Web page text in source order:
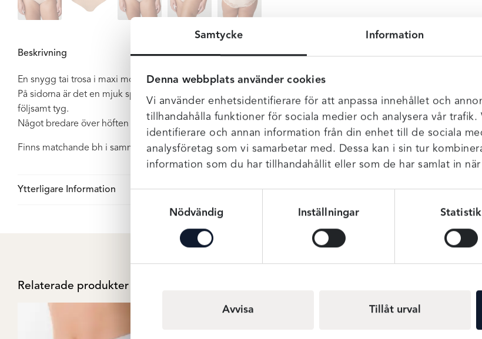
Samtycke Information
Denna webbplats använder cookies
Vi använder enhetsidentifierare för att anpassa innehållet och
tillhandahålla funktioner för sociala medier och analysera vår trafik.
identifierare och annan information från din enhet till de sociala
analysföretag som vi samarbetar med. Dessa kan i sin tur
information som du har tillhandahållit eller som de har samlat in
Nödvändig
Inställningar Statistik
Avvisa Tillåt urval
Beskrivning
En snygg tai trosa i maxi modell från Primadonna. En hög modell som sitter både fint och skönt, tyget känns
På sidorna är det en mjuk spets som piffar till trosan och ger den det där lilla extra touchen. Den är gjord i ett
följsamt tyg.
Något bredare över höften vilket ger en skönare komfort.
Finns matchande bh i samma serie.
Ytterligare Information
Relaterade produkter